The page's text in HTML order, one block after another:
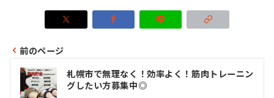
投
稿
前のページ
札幌市で無理なく！効率よく！筋肉トレーニン
グしたい方募集中◎